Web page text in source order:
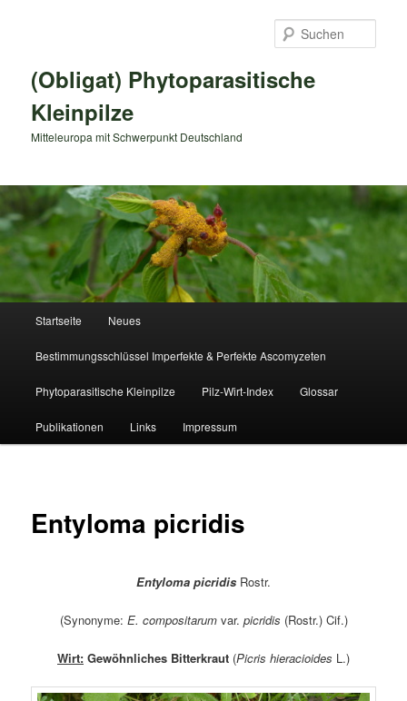
(Obligat) Phytoparasitische
Kleinpilze
Mitteleuropa mit Schwerpunkt Deutschland
Startseite Neues
Bestimmungsschlüssel Imperfekte & Perfekte Ascomyzeten
Phytoparasitische Kleinpilze Pilz-Wirt-Index Glossar
Publikationen Links Impressum
Entyloma picridis
Entyloma picridis Rostr.
(Synonyme: E. compositarumvar. picridis (Rostr.) Cif.)
Wirt: Gewöhnliches Bitterkraut (Picris hieracioides L.)